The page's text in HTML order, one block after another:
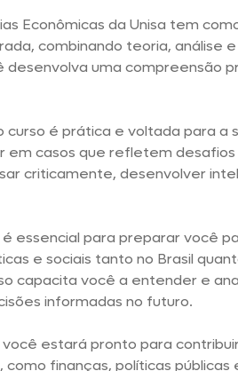
Econômicas da Unisa tem
combinando teoria, análise
desenvolva uma compreensão
curso é prática e voltada para a
em casos que refletem desafios
criticamente, desenvolver
é essencial para preparar você
e sociais tanto no Brasil
capacita você a entender e
informadas no futuro.
você estará pronto para
finanças, políticas públicas